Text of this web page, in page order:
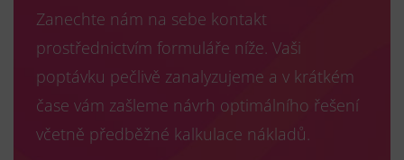
Zanechte nám na sebe kontakt
prostřednictvím formuláře níže. Vaši
poptávku pečlivě zanalyzujeme a v krátkém
čase vám zašleme návrh optimálního řešení
včetně předběžné kalkulace nákladů.